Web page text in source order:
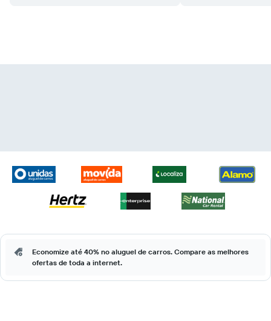
Economize até 40% no aluguel de carros. Compare as melhores
ofertas de toda a internet.